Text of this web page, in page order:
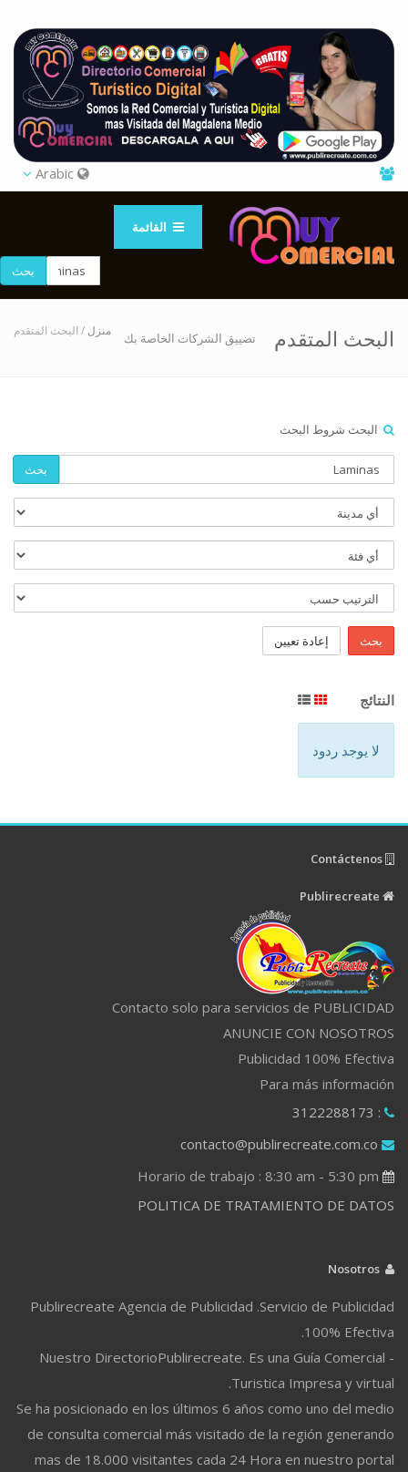
القائمة
بحث
البحث المتقدم تضييق الشركات الخاصة بك منزل / البحث المتقدم
البحث شروط البحث
بحث
بحث إعادة تعيين
النتائج
لا يوجد ردود
Contacto solo para servicios de PUBLICIDAD
ANUNCIE CON NOSOTROS
Publicidad 100% Efectiva
Para más información
: 3122288173
contacto@publirecreate.com.co
POLITICA DE TRATAMIENTO DE DATOS
Publirecreate Agencia de Publicidad .Servicio de Publicidad
100% Efectiva.
Nuestro DirectorioPublirecreate. Es una Guía Comercial -
Turistica Impresa y virtual.
Se ha posicionado en los últimos 6 años como uno del medio
de consulta comercial más visitado de la región generando
mas de 18.000 visitantes cada 24 Hora en nuestro portal